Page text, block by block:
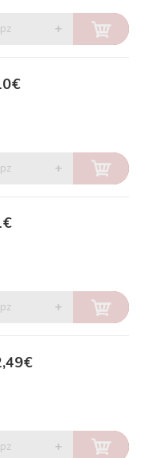
+
+
+
+